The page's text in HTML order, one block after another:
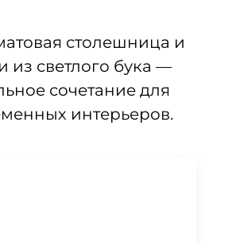
столешница и
из светлого бука —
сочетание для
интерьеров.